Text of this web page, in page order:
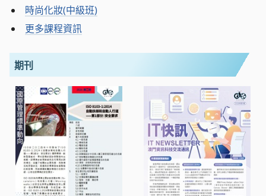
時尚化妝(中級班)
更多課程資訊
期刊